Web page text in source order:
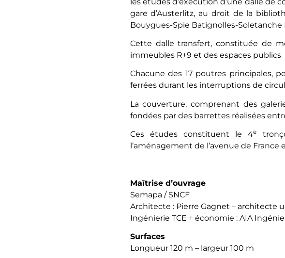
gare d’Austerlitz, au droit de la
Bouygues-Spie Batignolles-Soletanche
Cette dalle transfert, constituée de
immeubles R+9 et des espaces publics
Chacune des 17 poutres principales,
ferrées durant les interruptions de
La couverture, comprenant des
fondées par des barrettes réalisées
Ces études constituent le 4e
l’aménagement de l’avenue de France
Maîtrise d’ouvrage
Semapa / SNCF
Architecte : Pierre Gagnet – architecte
Ingénierie TCE + économie : AIA
Surfaces
Longueur 120 m – largeur 100 m